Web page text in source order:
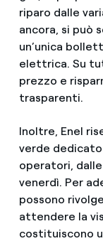
riparo dalle
ancora, si può
un’unica
elettrica. Su
prezzo e
trasparenti.
Inoltre, Enel
verde
operatori,
venerdì. Per
possono
attendere la
costituiscono